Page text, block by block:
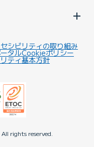
シビリティの取り組み
タルCookieポリシー
ティ基本方針
All rights reserved.